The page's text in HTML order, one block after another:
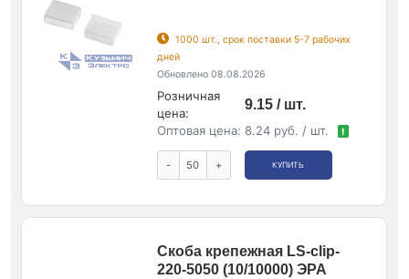
1000 шт., срок поставки 5-7 рабочих
дней
Обновлено 08.08.2026
Розничная
цена:
9.15 / шт.
Оптовая цена: 8.24 руб. / шт. !
- + КУПИТЬ
Скоба крепежная LS-clip-
220-5050 (10/10000) ЭРА